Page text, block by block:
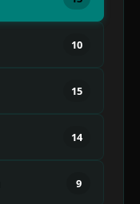
10
15
14
9